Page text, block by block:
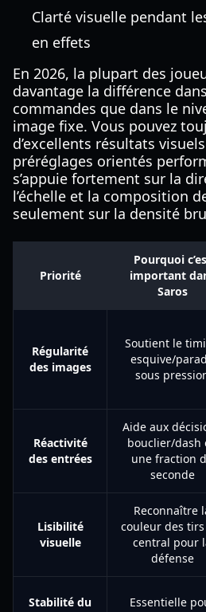
Clarté visuelle pendant
en effets
En 2026, la plupart des
davantage la différence
commandes que dans le
image fixe. Vous pouvez
d’excellents résultats
préréglages orientés
s’appuie fortement sur la
l’échelle et la composition
seulement sur la densité
Priorité
Pourquoi
important
Saros
Régularité
des images
Soutient le
esquive/
sous
Réactivité
des entrées
Aide aux
bouclier/dash
une fraction
seconde
Lisibilité
visuelle
Reconnaître
couleur des
central pour
défense
Stabilité du
Essentielle